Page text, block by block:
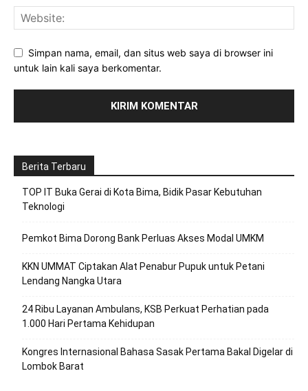
Simpan nama, email, dan situs web saya di browser ini
untuk lain kali saya berkomentar.
Berita Terbaru
TOP IT Buka Gerai di Kota Bima, Bidik Pasar Kebutuhan
Teknologi
Pemkot Bima Dorong Bank Perluas Akses Modal UMKM
KKN UMMAT Ciptakan Alat Penabur Pupuk untuk Petani
Lendang Nangka Utara
24 Ribu Layanan Ambulans, KSB Perkuat Perhatian pada
1.000 Hari Pertama Kehidupan
Kongres Internasional Bahasa Sasak Pertama Bakal Digelar di
Lombok Barat